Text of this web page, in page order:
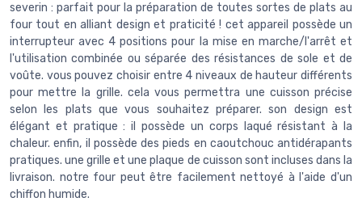
severin : parfait pour la préparation de toutes sortes de plats au
four tout en alliant design et praticité ! cet appareil possède un
interrupteur avec 4 positions pour la mise en marche/l'arrêt et
l'utilisation combinée ou séparée des résistances de sole et de
voûte. vous pouvez choisir entre 4 niveaux de hauteur différents
pour mettre la grille. cela vous permettra une cuisson précise
selon les plats que vous souhaitez préparer. son design est
élégant et pratique : il possède un corps laqué résistant à la
chaleur. enfin, il possède des pieds en caoutchouc antidérapants
pratiques. une grille et une plaque de cuisson sont incluses dans la
livraison. notre four peut être facilement nettoyé à l'aide d'un
chiffon humide.